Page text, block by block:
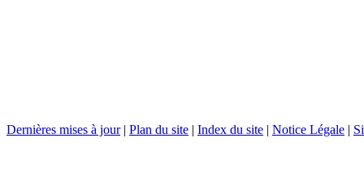
Dernières mises à jour| Plan du site | Index du site | Notice Légale |